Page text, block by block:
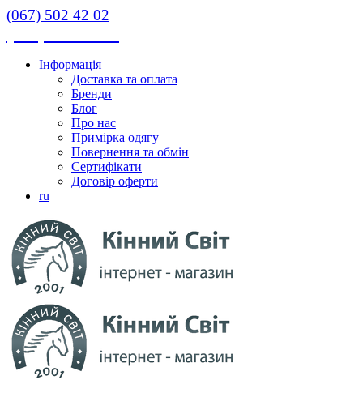
(067) 502 42 02
Інформація
Доставка та оплата
Бренди
Блог
Про нас
Примірка одягу
Повернення та обмін
Сертифікати
Договір оферти
ru